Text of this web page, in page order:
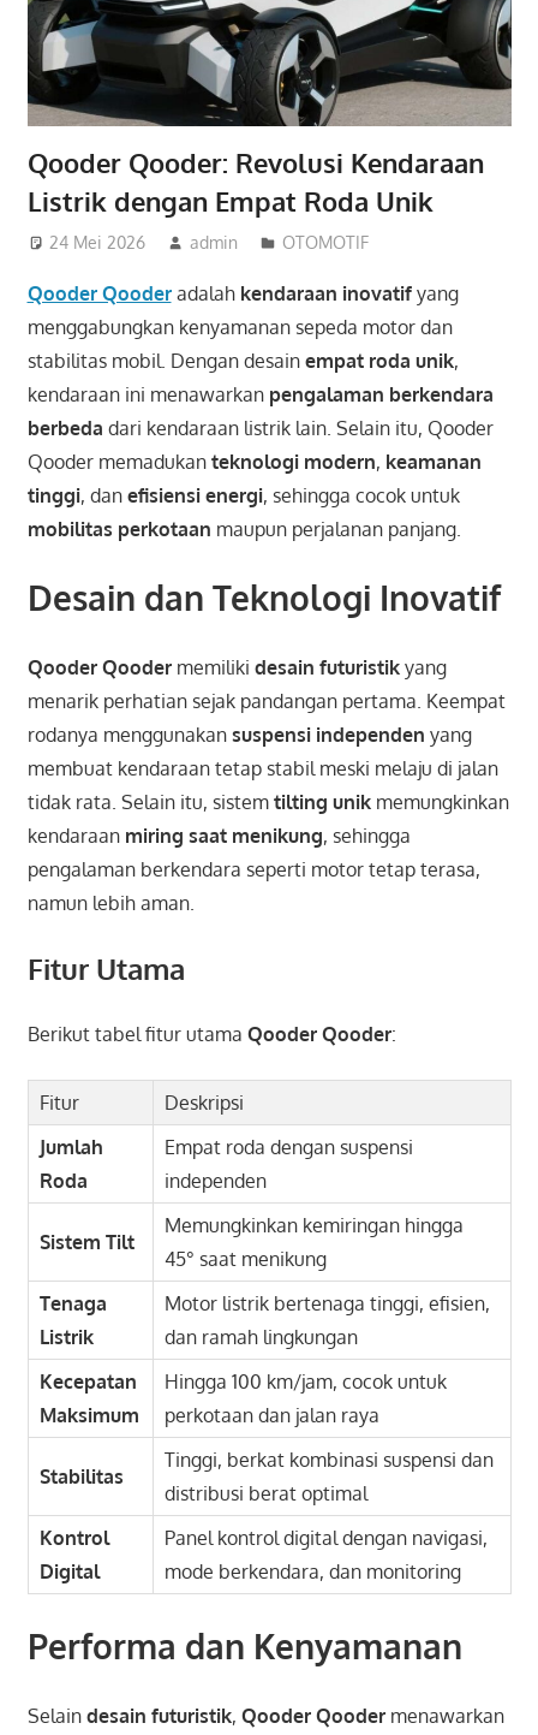
Qooder Qooder: Revolusi Kendaraan
Listrik dengan Empat Roda Unik
24 Mei 2026 admin OTOMOTIF
Qooder Qooderadalah kendaraan inovatifyang
menggabungkan kenyamanan sepeda motor dan
stabilitas mobil. Dengan desain empat roda unik,
kendaraan ini menawarkan pengalaman berkendara
berbeda dari kendaraan listrik lain. Selain itu, Qooder
Qooder memadukan teknologi modern, keamanan
tinggi, dan efisiensi energi, sehingga cocok untuk
mobilitas perkotaan maupun perjalanan panjang.
Desain dan Teknologi Inovatif
Qooder Qoodermemiliki desain futuristikyang
menarik perhatian sejak pandangan pertama. Keempat
rodanya menggunakan suspensi independen yang
membuat kendaraan tetap stabil meski melaju di jalan
tidak rata. Selain itu, sistem tilting unikmemungkinkan
kendaraan miring saat menikung, sehingga
pengalaman berkendara seperti motor tetap terasa,
namun lebih aman.
Fitur Utama
Berikut tabel fitur utama Qooder Qooder:
Fitur
Deskripsi
Jumlah
Roda
Empat roda dengan suspensi
independen
Sistem Tilt
Memungkinkan kemiringan hingga
45° saat menikung
Tenaga
Listrik
Motor listrik bertenaga tinggi, efisien,
dan ramah lingkungan
Kecepatan
Maksimum
Hingga 100 km/jam, cocok untuk
perkotaan dan jalan raya
Stabilitas
Tinggi, berkat kombinasi suspensi dan
distribusi berat optimal
Kontrol
Digital
Panel kontrol digital dengan navigasi,
mode berkendara, dan monitoring
Performa dan Kenyamanan
Selain desain futuristik, Qooder Qoodermenawarkan